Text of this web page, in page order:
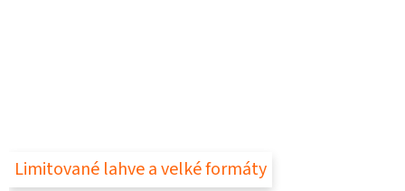
Limitované lahve a velké formáty